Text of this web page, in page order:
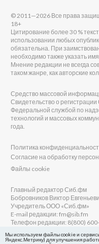
© 2011—2026 Все права
18+
Цитирование более 30 %
использовании любых
обязательна. При
необходимо также указать
Мнение редакции не всегда
таком жанре, как авторские
Средство массовой
Свидетельство о
Федеральной службой по
технологий и массовых
года.
Политика
Согласие на обработку
Файлы cookie
Главный редактор Сиб.фм
Бобровников Виктор
Учредитель ООО «Сиб.фм»
E-mail редакции: fm@sib.fm
Телефон редакции: 8(800)
Мы используем файлы cookie и
Яндекс.Метрику) для улучшения